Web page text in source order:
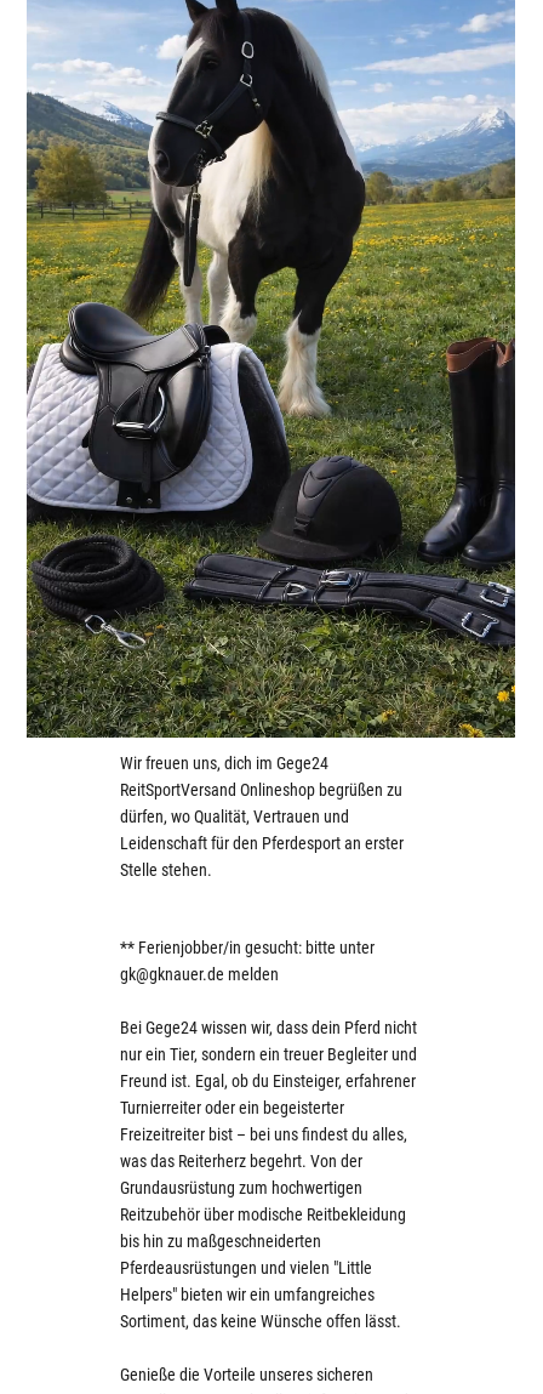
Wir freuen uns, dich im Gege24
ReitSportVersand Onlineshop begrüßen zu
dürfen, wo Qualität, Vertrauen und
Leidenschaft für den Pferdesport an erster
Stelle stehen.
** Ferienjobber/in gesucht: bitte unter
gk@gknauer.de melden
Bei Gege24 wissen wir, dass dein Pferd nicht
nur ein Tier, sondern ein treuer Begleiter und
Freund ist. Egal, ob du Einsteiger, erfahrener
Turnierreiter oder ein begeisterter
Freizeitreiter bist – bei uns findest du alles,
was das Reiterherz begehrt. Von der
Grundausrüstung zum hochwertigen
Reitzubehör über modische Reitbekleidung
bis hin zu maßgeschneiderten
Pferdeausrüstungen und vielen "Little
Helpers" bieten wir ein umfangreiches
Sortiment, das keine Wünsche offen lässt.
Genieße die Vorteile unseres sicheren